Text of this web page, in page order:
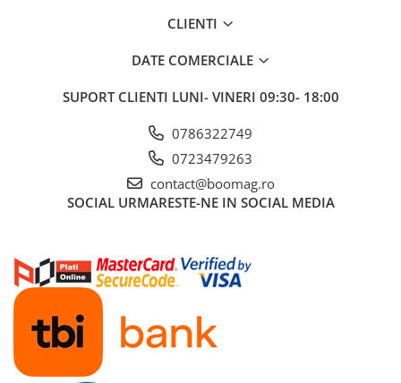
Coliere si cleme sa
Angrenaje bicicleta
Angrenaj pedalier
Schimbator de viteze bicicleta
Schimbatoare fata
Schimbatoare spate
Manete schimbator si frana
Manete frana bicicleta
CLIENTI
DATE COMERCIALE
SUPORT CLIENTI LUNI- VINERI 09:30- 18:00
0786322749
0723479263
contact@boomag.ro
SOCIAL URMARESTE-NE IN SOCIAL MEDIA